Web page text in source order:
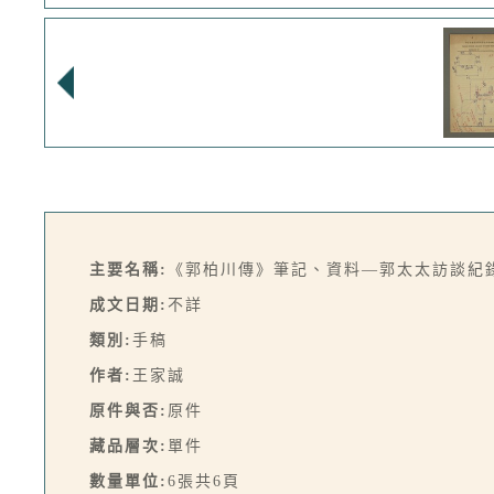
主要名稱: 《郭柏川傳》筆記、資料—郭太太訪談紀
成文日期: 不詳
類別: 手稿
作者: 王家誠
原件與否: 原件
藏品層次: 單件
數量單位: 6張共6頁